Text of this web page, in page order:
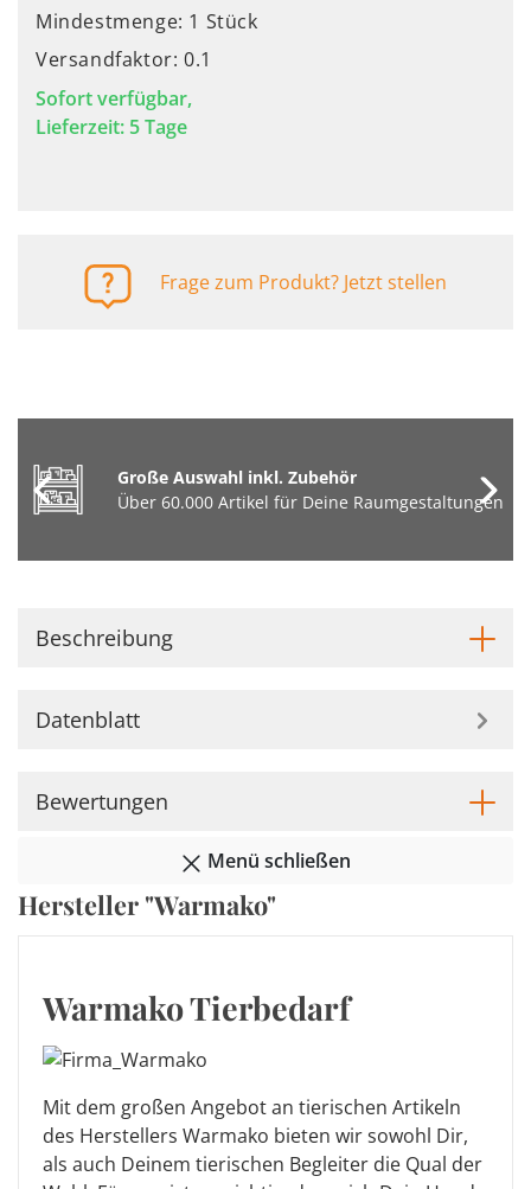
Mindestmenge: 1 Stück
Versandfaktor: 0.1
Sofort verfügbar,
Lieferzeit: 5 Tage
Frage zum Produkt? Jetzt stellen
Große Auswahl inkl. Zubehör
Über 60.000 Artikel für Deine Raumgestaltungen
Beschreibung
Datenblatt
Bewertungen
Menü schließen
Hersteller "Warmako"
Warmako Tierbedarf
Mit dem großen Angebot an tierischen Artikeln
des Herstellers Warmako bieten wir sowohl Dir,
als auch Deinem tierischen Begleiter die Qual der